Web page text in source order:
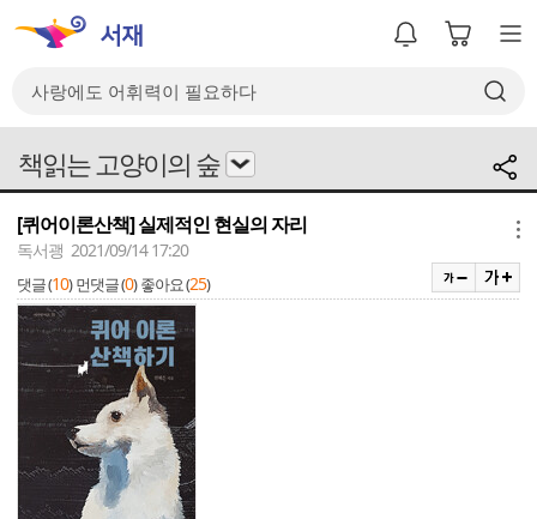
책읽는 고양이의 숲
[퀴어이론산책] 실제적인 현실의 자리
독서괭 2021/09/14 17:20
댓글 (10) 먼댓글 (0) 좋아요 (25)